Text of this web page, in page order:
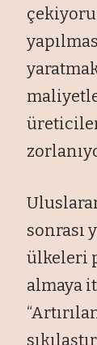
sonrası
ülkeleri
almaya